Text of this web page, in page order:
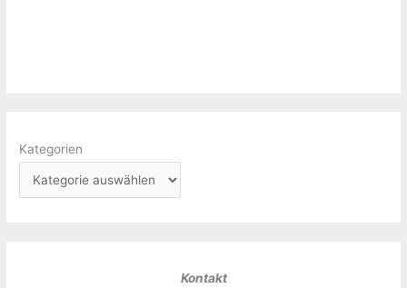
Kategorien
Kontakt